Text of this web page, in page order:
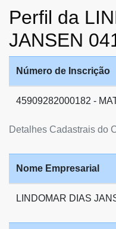
Perfil da
JANSEN
Detalhes Cadastrais do
Número de Inscrição
45909282000182 -
Nome Empresarial
LINDOMAR DIAS